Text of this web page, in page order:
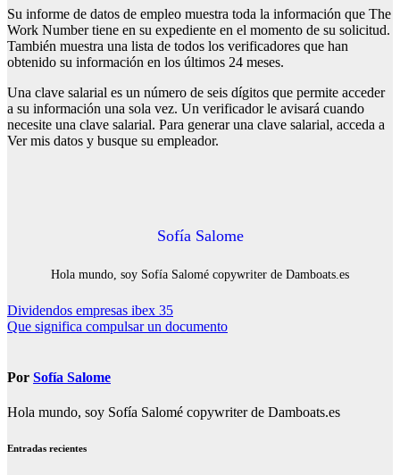
Su informe de datos de empleo muestra toda la información que The
Work Number tiene en su expediente en el momento de su solicitud.
También muestra una lista de todos los verificadores que han
obtenido su información en los últimos 24 meses.
Una clave salarial es un número de seis dígitos que permite acceder
a su información una sola vez. Un verificador le avisará cuando
necesite una clave salarial. Para generar una clave salarial, acceda a
Ver mis datos y busque su empleador.
Sofía Salome
Hola mundo, soy Sofía Salomé copywriter de Damboats.es
Navegación
de
Dividendos empresas ibex 35
Que significa compulsar un documento
Por Sofía Salome
Hola mundo, soy Sofía Salomé copywriter de Damboats.es
Entradas recientes